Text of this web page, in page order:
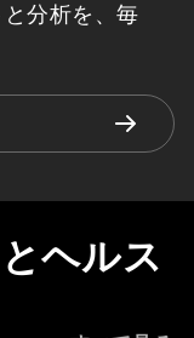
分析を、毎
ヘルス